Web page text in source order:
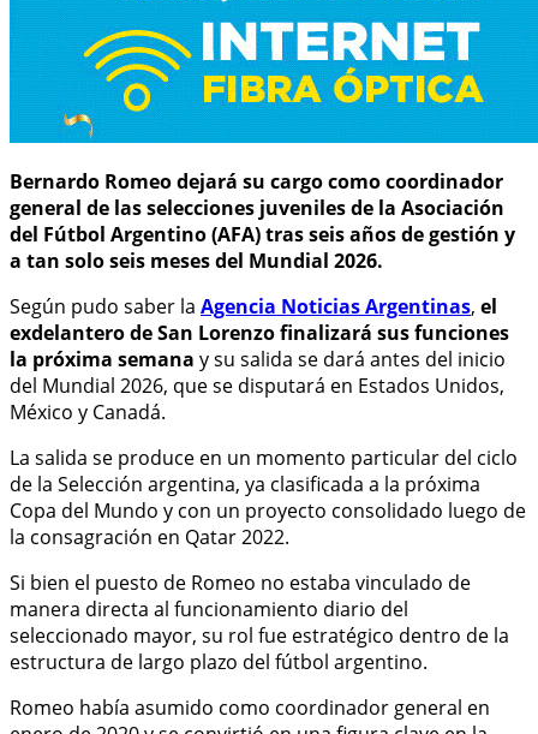
Bernardo Romeo dejará su cargo como coordinador
general de las selecciones juveniles de la Asociación
del Fútbol Argentino (AFA) tras seis años de gestión y
a tan solo seis meses del Mundial 2026.
Según pudo saber la Agencia Noticias Argentinas, el
exdelantero de San Lorenzo finalizará sus funciones
la próxima semana y su salida se dará antes del inicio
del Mundial 2026, que se disputará en Estados Unidos,
México y Canadá.
La salida se produce en un momento particular del ciclo
de la Selección argentina, ya clasificada a la próxima
Copa del Mundo y con un proyecto consolidado luego de
la consagración en Qatar 2022.
Si bien el puesto de Romeo no estaba vinculado de
manera directa al funcionamiento diario del
seleccionado mayor, su rol fue estratégico dentro de la
estructura de largo plazo del fútbol argentino.
Romeo había asumido como coordinador general en